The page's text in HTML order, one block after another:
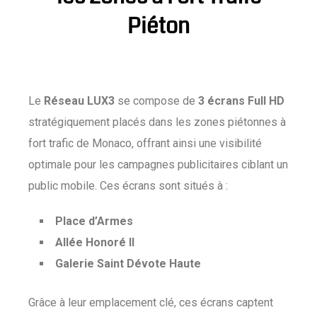
Piéton
Le Réseau LUX3 se compose de 3 écrans Full HD
stratégiquement placés dans les zones piétonnes à
fort trafic de Monaco, offrant ainsi une visibilité
optimale pour les campagnes publicitaires ciblant un
public mobile. Ces écrans sont situés à :
Place d’Armes
Allée Honoré II
Galerie Saint Dévote Haute
Grâce à leur emplacement clé, ces écrans captent